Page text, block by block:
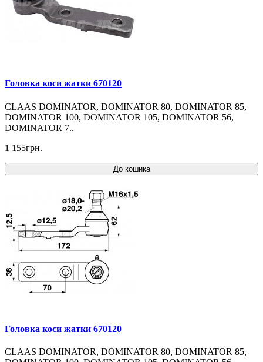
Головка коси жатки 670120
CLAAS DOMINATOR, DOMINATOR 80, DOMINATOR 85,
DOMINATOR 100, DOMINATOR 105, DOMINATOR 56,
DOMINATOR 7..
1 155грн.
До кошика
Головка коси жатки 670120
CLAAS DOMINATOR, DOMINATOR 80, DOMINATOR 85,